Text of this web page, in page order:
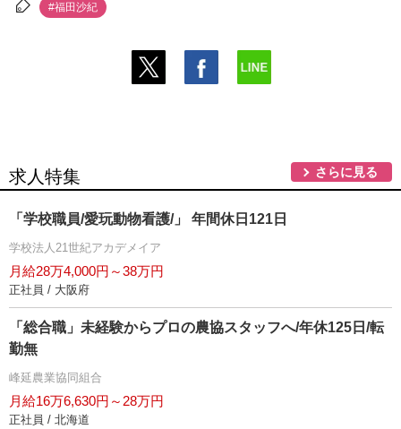
#福田沙紀
求人特集 さらに見る
「学校職員/愛玩動物看護/」 年間休日121日
学校法人21世紀アカデメイア
月給28万4,000円～38万円
正社員 / 大阪府
「総合職」未経験からプロの農協スタッフへ/年休125日/転
勤無
峰延農業協同組合
月給16万6,630円～28万円
正社員 / 北海道